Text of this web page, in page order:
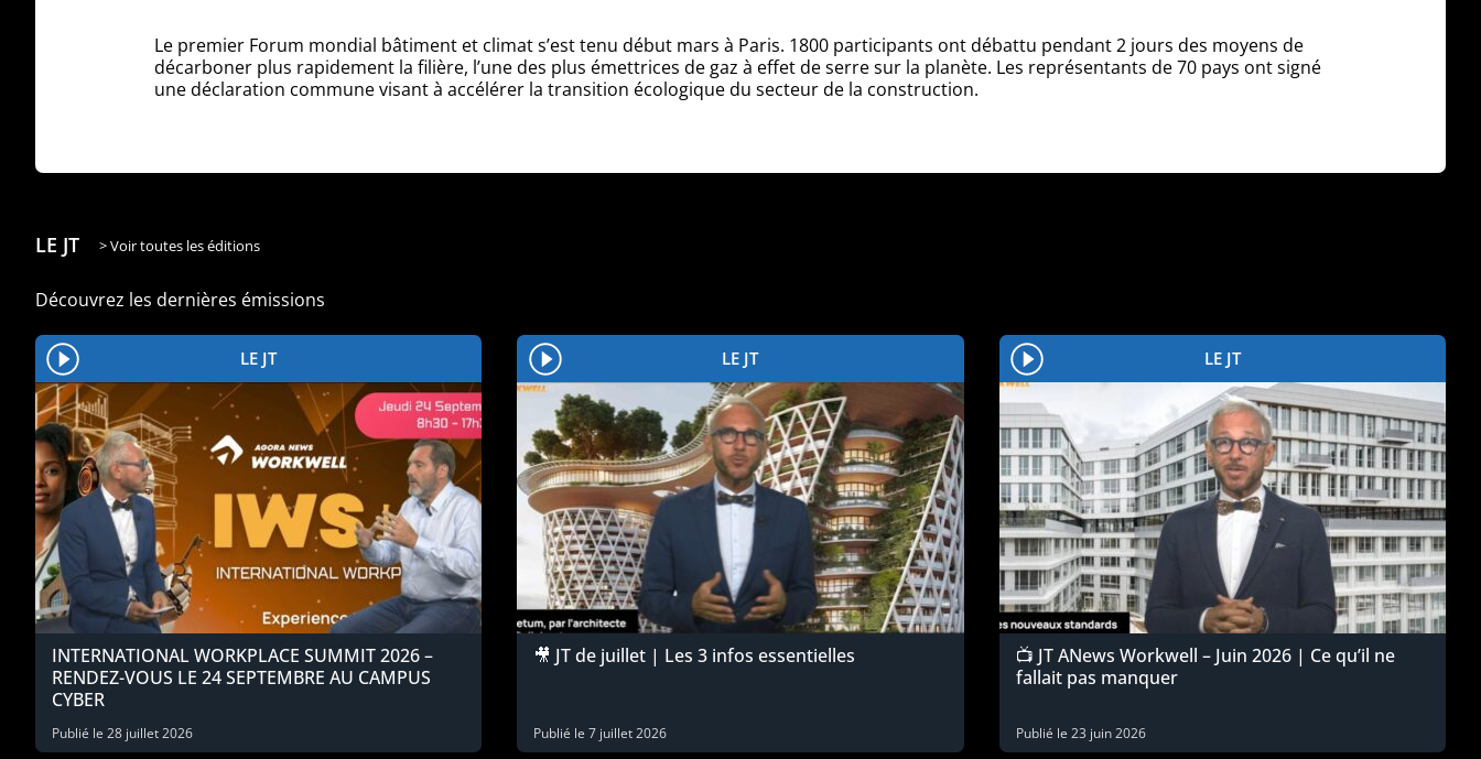
Le premier Forum mondial bâtiment et climat s’est tenu début mars à Paris. 1800 participants ont débattu pendant 2 jours des moyens de
décarboner plus rapidement la filière, l’une des plus émettrices de gaz à effet de serre sur la planète. Les représentants de 70 pays ont signé
une déclaration commune visant à accélérer la transition écologique du secteur de la construction.
LE JT > Voir toutes les éditions
Découvrez les dernières émissions
LE JT
INTERNATIONAL WORKPLACE SUMMIT 2026 –
RENDEZ-VOUS LE 24 SEPTEMBRE AU CAMPUS
CYBER
Publié le 28 juillet 2026
LE JT
🎥 JT de juillet | Les 3 infos essentielles
Publié le7 juillet 2026
LE JT
📺 JT ANews Workwell – Juin 2026 | Ce qu’il ne
fallait pas manquer
Publié le 23 juin 2026